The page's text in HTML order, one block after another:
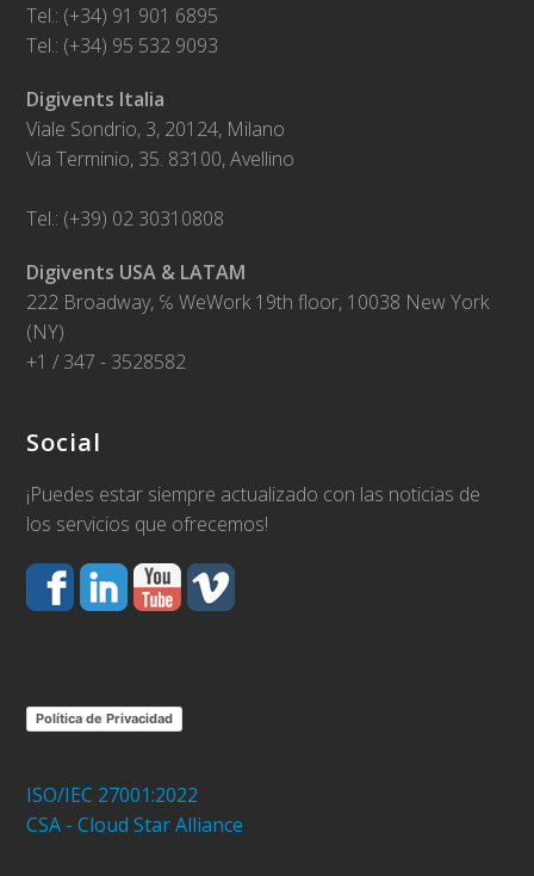
Tel.: (+34) 91 901 6895
Tel.: (+34) 95 532 9093
Digivents Italia
Viale Sondrio, 3, 20124, Milano
Via Terminio, 35. 83100, Avellino
Tel.: (+39) 02 30310808
Digivents USA & LATAM
222 Broadway, ℅ WeWork 19th floor, 10038 New York
(NY)
+1 / 347 - 3528582
Social
¡Puedes estar siempre actualizado con las noticias de
los servicios que ofrecemos!
Política de Privacidad
ISO/IEC 27001:2022
CSA - Cloud Star Alliance